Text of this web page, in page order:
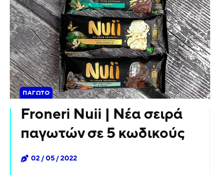
ΠΑΓΩΤΌ
Froneri Nuii | Νέα σειρά
παγωτών σε 5 κωδικούς
02 / 05 / 2022